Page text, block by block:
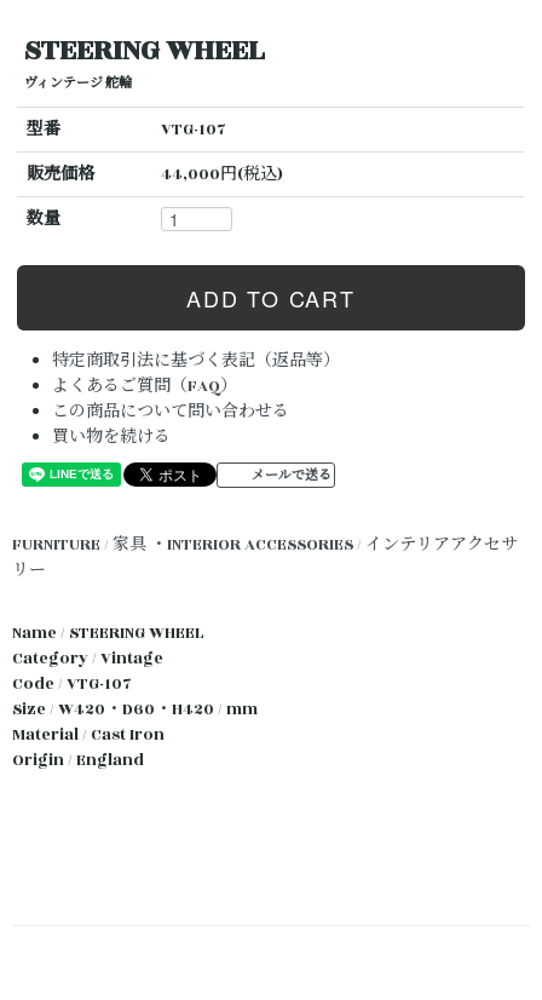
STEERING WHEEL
ヴィンテージ 舵輪
型番
VTG-107
販売価格
44,000円(税込)
数量
特定商取引法に基づく表記（返品等）
よくあるご質問（FAQ）
この商品について問い合わせる
買い物を続ける
メールで送る
FURNITURE / 家具 ・INTERIOR ACCESSORIES / インテリアアクセサ
リー
Name / STEERING WHEEL
Category / Vintage
Code / VTG-107
Size / W420・D60・H420 / mm
Material / Cast Iron
Origin / England